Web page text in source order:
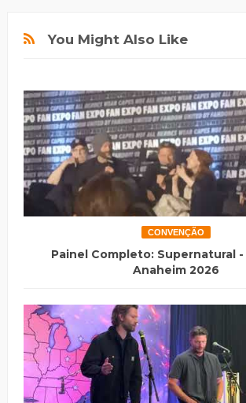
You Might Also Like
CONVENÇÃO
Painel Completo: Supernatural -
Anaheim 2026